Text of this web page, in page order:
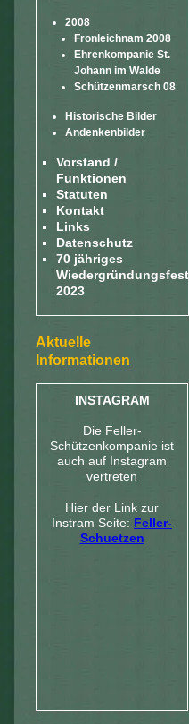
2008
Fronleichnam 2008
Ehrenkompanie St.
Johann im Walde
Schützenmarsch 08
Historische Bilder
Andenkenbilder
Vorstand /
Funktionen
Statuten
Kontakt
Links
Datenschutz
70 jähriges
Wiedergründungsfest
2023
Aktuelle
Informationen
INSTAGRAM
Die Feller-
Schützenkompanie ist
auch auf Instagram
vertreten
Hier der Link zur
Instram Seite: Feller-
Schuetzen